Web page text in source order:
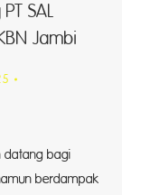
SAL
Jambi
datang bagi
berdampak